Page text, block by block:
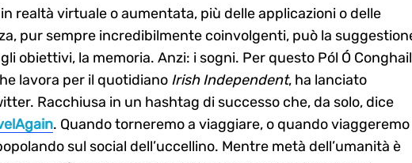
realtà virtuale o aumentata, più delle applicazioni o delle
pur sempre incredibilmente coinvolgenti, può la
obiettivi, la memoria. Anzi: i sogni. Per questo Pól Ó
lavora per il quotidiano Irish Independent, ha lanciato
Racchiusa in un hashtag di successo che, da solo, dice
. Quando torneremo a viaggiare, o quando viaggeremo
sul social dell’uccellino. Mentre metà dell’umanità è